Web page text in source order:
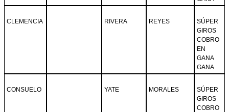
CLEMENCIA RIVERA REYES
SÚPER
GIROS
COBRO
EN
GANA
GANA
CONSUELO YATE MORALES
SÚPER
GIROS
COBRO